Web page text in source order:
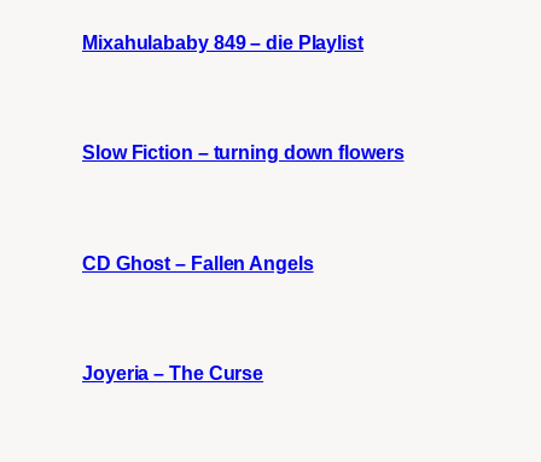
Mixahulababy 849 – die Playlist
Slow Fiction – turning down flowers
CD Ghost – Fallen Angels
Joyeria – The Curse